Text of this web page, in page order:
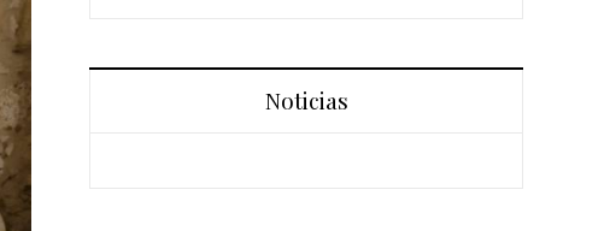
Noticias